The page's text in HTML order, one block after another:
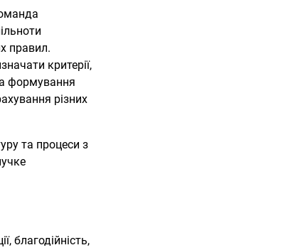
правил.
критерії,
формування
різних
та процеси з
благодійність,